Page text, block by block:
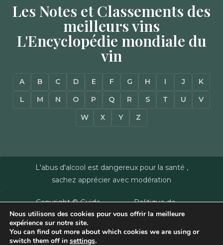
Les Notes et Classements des
meilleurs vins
L'Encyclopédie mondiale du
vin
A B C D E F G H I J
K
L
M N O P Q R S T U
V
W
X Y Z
L'abus d'alcool est dangereux pour la santé ,
sachez apprécier avec modération
Copyright © Guide
des Vins - Sas
Millésimes et
Dussert-Gerber -
Politique de
confidentialité–
Nous utilisons des cookies pour vous offrir la meilleure
expérience sur notre site.
You can find out more about which cookies we are using or
switch them off in settings.